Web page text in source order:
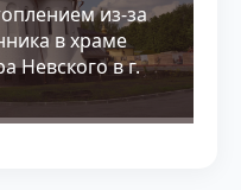
из-за
в храме
Невского в г.